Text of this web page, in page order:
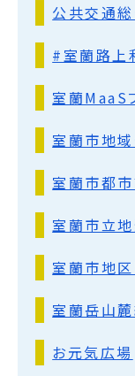
公共交通
#室蘭路上
室蘭MaaS
室蘭市地
室蘭市都
室蘭市立
室蘭市地区
室蘭岳山
お元気広場